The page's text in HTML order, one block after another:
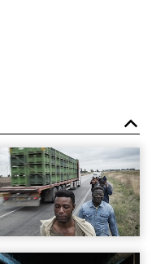
o